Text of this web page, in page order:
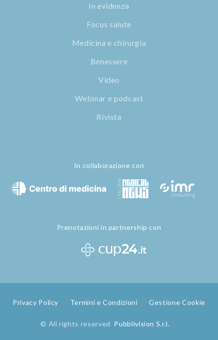
In evidenza
Focus salute
Medicina e chirurgia
Benessere
Video
Webinar e podcast
Rivista
In collaborazione con
Prenotazioni in partnership con
Privacy Policy Termini e Condizioni Gestione Cookie
© All rights reserved Pubblivision S.r.l.